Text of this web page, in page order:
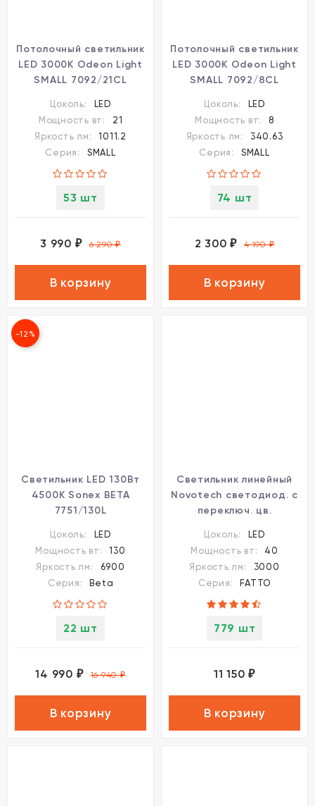
Потолочный светильник
LED 3000K Odeon Light
SMALL 7092/21CL
Цоколь:
LED
Мощность вт:
21
Яркость лм:
1011.2
Серия:
SMALL
53 шт
3 990 ₽ 6 290₽
В корзину
Потолочный светильник
LED 3000K Odeon Light
SMALL 7092/8CL
Цоколь:
LED
Мощность вт:
8
Яркость лм:
340.63
Серия:
SMALL
74 шт
2 300 ₽ 4 190₽
В корзину
-12%
Светильник LED 130Вт
4500К Sonex BETA
7751/130L
Цоколь:
LED
Мощность вт:
130
Яркость лм:
6900
Серия:
Beta
22 шт
14 990 ₽ 16 940₽
В корзину
Светильник линейный
Novotech светодиод. с
переключ. цв.
40W 220-240V
3000К\4000К\6000К
FATTO 359604
Цоколь:
LED
Мощность вт:
40
Яркость лм:
3000
Серия:
FATTO
779 шт
11 150₽
В корзину